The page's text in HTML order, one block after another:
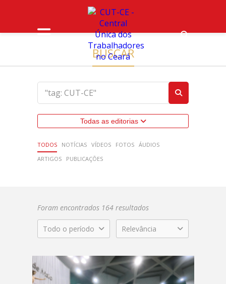
BUSCAR
Todas as editorias
TODOS NOTÍCIAS VÍDEOS FOTOS ÁUDIOS
ARTIGOS
PUBLICAÇÕES
Foram encontrados 164 resultados
Todo o período Relevância